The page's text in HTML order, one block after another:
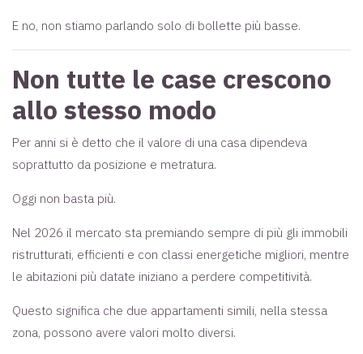
E no, non stiamo parlando solo di bollette più basse.
Non tutte le case crescono
allo stesso modo
Per anni si è detto che il valore di una casa dipendeva
soprattutto da posizione e metratura.
Oggi non basta più.
Nel 2026 il mercato sta premiando sempre di più gli immobili
ristrutturati, efficienti e con classi energetiche migliori, mentre
le abitazioni più datate iniziano a perdere competitività.
Questo significa che due appartamenti simili, nella stessa
zona, possono avere valori molto diversi.